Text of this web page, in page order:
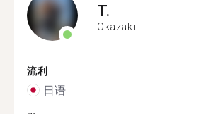
T.
Okazaki
流利
日语